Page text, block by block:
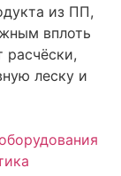
из ПП,
вплоть
расчёски,
леску и